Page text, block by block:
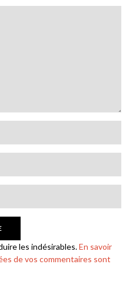
les indésirables.En savoir
de vos commentaires sont